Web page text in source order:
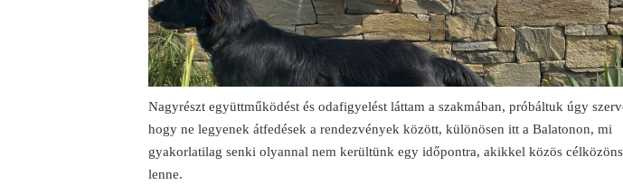
Nagyrészt együttműködést és odafigyelést láttam a szakmában, próbáltuk úgy
hogy ne legyenek átfedések a rendezvények között, különösen itt a Balatonon, mi
gyakorlatilag senki olyannal nem kerültünk egy időpontra, akikkel közös
lenne.